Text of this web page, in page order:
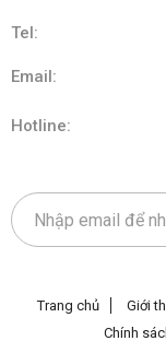
Tel:
Email:
Hotline:
Trang chủ Giới
Chính